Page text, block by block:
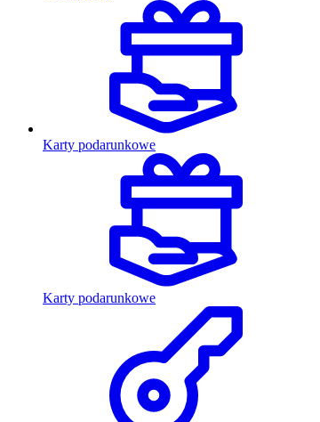
Karty podarunkowe
Karty podarunkowe